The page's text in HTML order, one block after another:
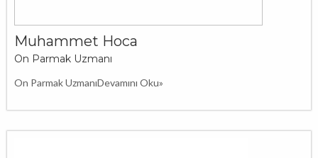
Muhammet Hoca
On Parmak Uzmanı
On Parmak UzmanıDevamını Oku»